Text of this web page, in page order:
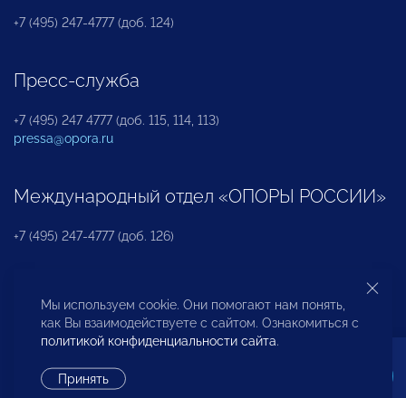
+7 (495) 247-4777 (доб. 124)
Пресс-служба
+7 (495) 247 4777 (доб. 115, 114, 113)
pressa@opora.ru
Международный отдел «ОПОРЫ РОССИИ»
+7 (495) 247-4777 (доб. 126)
Бюро по защите прав предпринимателей и
инвесторов
Мы используем cookie. Они помогают нам понять,
как Вы взаимодействуете с сайтом. Ознакомиться с
политикой конфиденциальности сайта.
Принять